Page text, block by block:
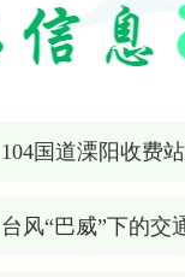
104国道溧阳收费
台风“巴威”下的交